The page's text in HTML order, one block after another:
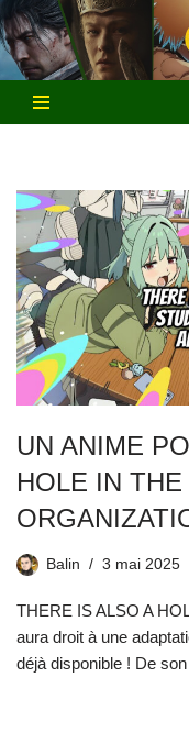
Aller
au
contenu
UN ANIME
HOLE IN
Balin 3 mai 2025
THERE IS ALSO A
aura droit à une
déjà disponible ! De